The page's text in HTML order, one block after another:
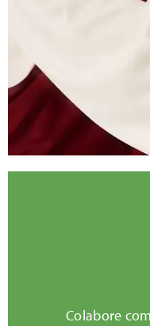
Colabore